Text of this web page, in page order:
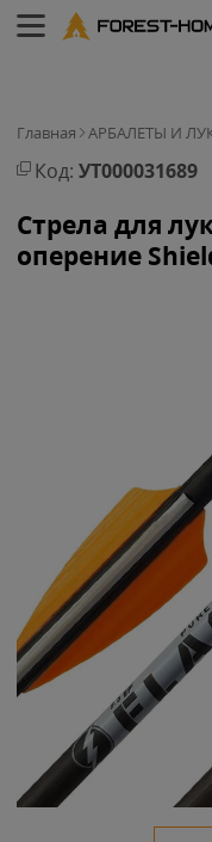
Главная АРБАЛЕТЫ И
Код: УТ000031689
Стрела для
оперение